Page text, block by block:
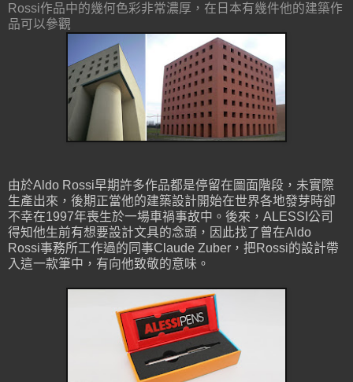
Rossi作品中的幾何色彩非常濃厚，在日本有幾件他的建築作
品可以參觀
由於Aldo Rossi早期許多作品都是停留在圖面階段，未實際
生產出來，後期正當他的建築設計開始在世界各地發芽時卻
不幸在1997年喪生於一場車禍事故中。後來，ALESSI公司
得知他生前有想要設計文具的念頭，因此找了曾在Aldo
Rossi事務所工作過的同事Claude Zuber，把Rossi的設計帶
入這一款筆中，有向他致敬的意味。